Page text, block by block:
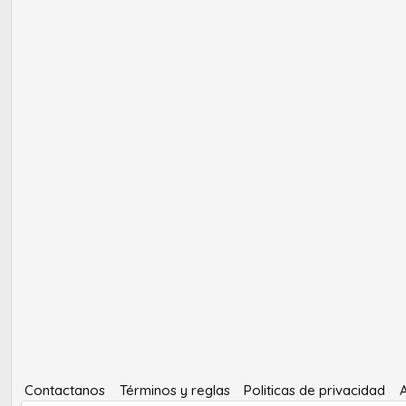
Contactanos Términos y reglas Politicas de privacidad